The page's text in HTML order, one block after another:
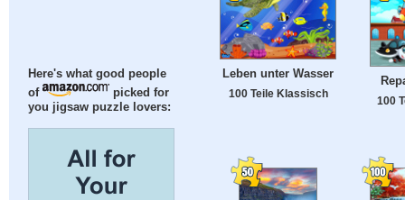
Here's what good people
of
picked for
you jigsaw puzzle lovers:
Leben unter Wasser
100 Teile Klassisch
100